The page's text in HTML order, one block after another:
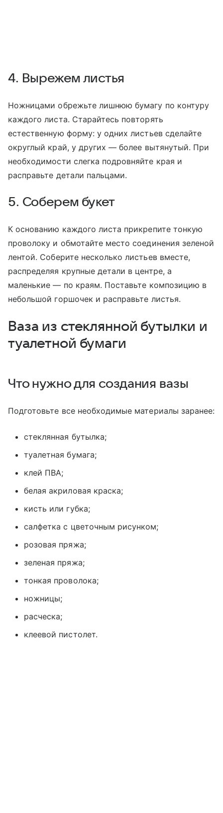
4. Вырежем листья
Ножницами обрежьте лишнюю бумагу по контуру
каждого листа. Старайтесь повторять
естественную форму: у одних листьев сделайте
округлый край, у других — более вытянутый. При
необходимости слегка подровняйте края и
расправьте детали пальцами.
5. Соберем букет
К основанию каждого листа прикрепите тонкую
проволоку и обмотайте место соединения зеленой
лентой. Соберите несколько листьев вместе,
распределяя крупные детали в центре, а
маленькие — по краям. Поставьте композицию в
небольшой горшочек и расправьте листья.
Ваза из стеклянной бутылки и
туалетной бумаги
Что нужно для создания вазы
Подготовьте все необходимые материалы заранее:
стеклянная бутылка;
туалетная бумага;
клей ПВА;
белая акриловая краска;
кисть или губка;
салфетка с цветочным рисунком;
розовая пряжа;
зеленая пряжа;
тонкая проволока;
ножницы;
расческа;
клеевой пистолет.